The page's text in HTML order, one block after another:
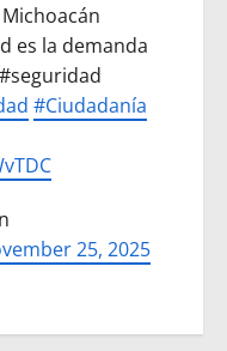
es la demanda
#Ciudadanía
25, 2025